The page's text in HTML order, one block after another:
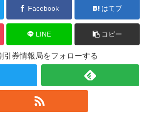
Facebook はてブ
LINE コピー
引券情報局をフォローする